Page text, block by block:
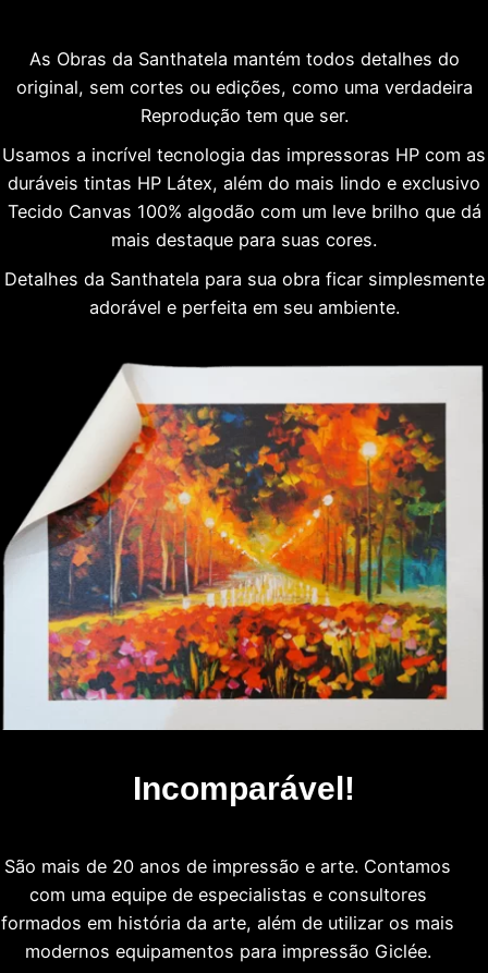
As Obras da Santhatela mantém todos detalhes do
original, sem cortes ou edições, como uma verdadeira
Reprodução tem que ser.
Usamos a incrível tecnologia das impressoras HP com as
duráveis tintas HP Látex, além do mais lindo e exclusivo
Tecido Canvas 100% algodão com um leve brilho que dá
mais destaque para suas cores.
Detalhes da Santhatela para sua obra ficar simplesmente
adorável e perfeita em seu ambiente.
Incomparável!
São mais de 20 anos de impressão e arte. Contamos
com uma equipe de especialistas e consultores
formados em história da arte, além de utilizar os mais
modernos equipamentos para impressão Giclée.